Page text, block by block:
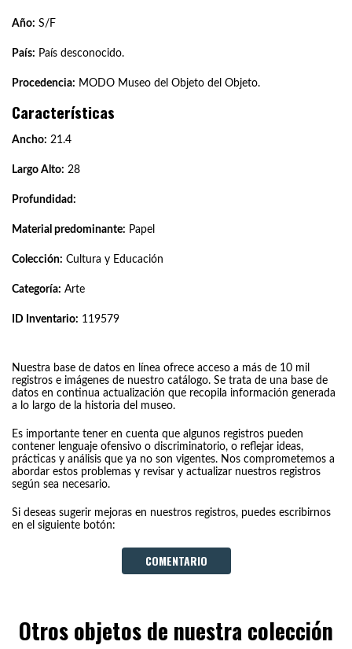
Año: S/F
País: País desconocido.
Procedencia: MODO Museo del Objeto del Objeto.
Características
Ancho: 21.4
Largo Alto: 28
Profundidad:
Material predominante: Papel
Colección: Cultura y Educación
Categoría: Arte
ID Inventario: 119579
Nuestra base de datos en línea ofrece acceso a más de 10 mil
registros e imágenes de nuestro catálogo. Se trata de una base de
datos en continua actualización que recopila información generada
a lo largo de la historia del museo.
Es importante tener en cuenta que algunos registros pueden
contener lenguaje ofensivo o discriminatorio, o reflejar ideas,
prácticas y análisis que ya no son vigentes. Nos comprometemos a
abordar estos problemas y revisar y actualizar nuestros registros
según sea necesario.
Si deseas sugerir mejoras en nuestros registros, puedes escribirnos
en el siguiente botón:
COMENTARIO
Otros objetos de nuestra colección